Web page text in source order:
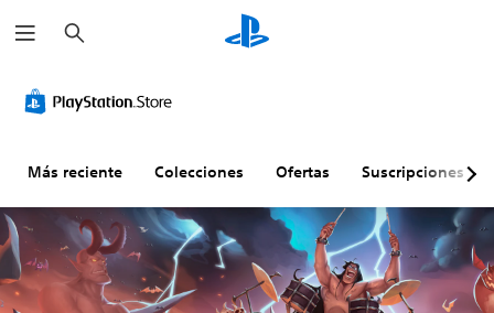
u
s
r
Más reciente Colecciones Ofertas Suscripciones